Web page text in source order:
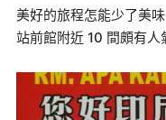
美好的旅程怎能少了美
站前館附近 10 間頗有人